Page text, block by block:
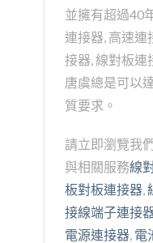
並擁有超過40
連接器, 高速連
接器, 線對板連
唐虞總是可以
質要求。
請立即瀏覽我
與相關服務線
板對板連接器,
接線端子連接
電源連接器, 電